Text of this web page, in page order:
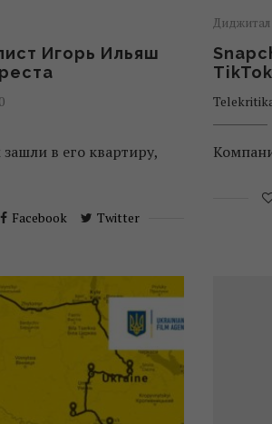
Игорь Ильяш
в его квартиру,
Facebook Twitter
Диджитал
TikTok